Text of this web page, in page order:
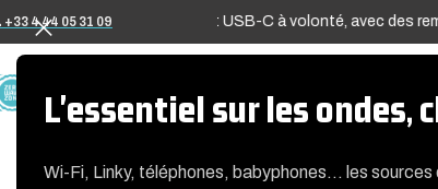
L'essentiel sur les ondes,
Wi-Fi, Linky, téléphones, babyphones… les
+33 4 44 05 31 09: combinez USB-A et USB-C à volonté, avec des
A